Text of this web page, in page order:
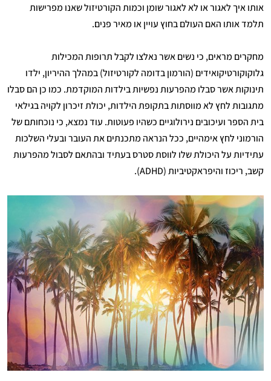
אותו איך לאגור או לא לאגור שומן וכמות הקורטיזול שאנו מפרישות
תלמד אותו האם העולם בחוץ עויין או מאיר פנים.
מחקרים מראים, כי נשים אשר נאלצו לקבל תרופות המכילות
גלוקוקורטיקואידים (הורמון בדומה לקורטיזול) במהלך ההיריון, ילדו
תינוקות אשר סבלו מהפרעות נפשיות בילדות המוקדמת. כמו כן הם סבלו
מתגובות לחץ לא מווסתות בתקופת הילדות, יכולת זיכרון לקויה בגילאי
בית הספר ועיכובים נירולוגיים כשהיו פעוטות. עוד נמצא, כי נוכחותם של
הורמוני לחץ אימהיים, ככל הנראה מתכנתים את העובר ובעלי השלכות
עתידיות על היכולת שלו לווסת סטרס בעתיד ובהתאם לסבול מהפרעות
קשב, ריכוז והיפראקטיביות (ADHD).